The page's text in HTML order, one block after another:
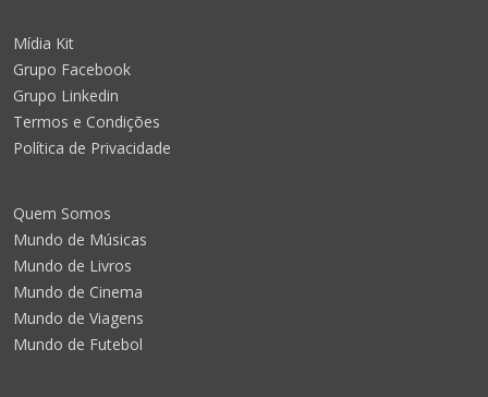
Mídia Kit
Grupo Facebook
Grupo Linkedin
Termos e Condições
Política de Privacidade
Quem Somos
Mundo de Músicas
Mundo de Livros
Mundo de Cinema
Mundo de Viagens
Mundo de Futebol